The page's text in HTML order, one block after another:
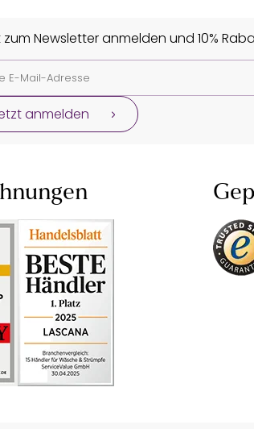
Newsletter anmelden und 10%
anmelden